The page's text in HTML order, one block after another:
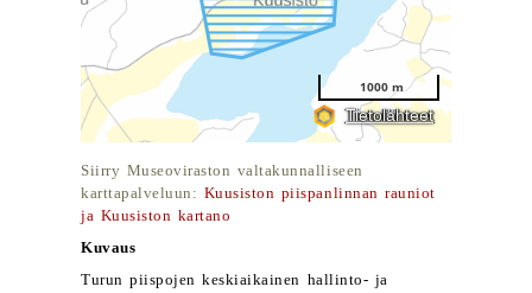
Siirry Museoviraston valtakunnalliseen
karttapalveluun: Kuusiston piispanlinnan rauniot
ja Kuusiston kartano
Kuvaus
Turun piispojen keskiaikainen hallinto- ja